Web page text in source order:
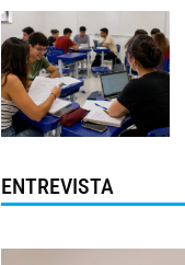
ENTREVISTA